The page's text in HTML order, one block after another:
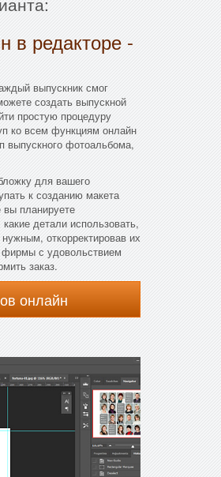
в редакторе -
выпускник смог
создать выпускной
простую процедуру
ко всем функциям онлайн
выпускного фотоальбома,
для вашего
к созданию макета
планируете
детали использовать,
откорректировав их
фирмы с удовольствием
заказ.
онлайн